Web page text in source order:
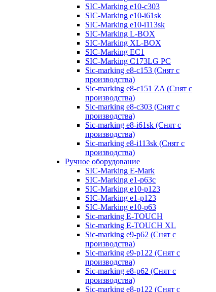
SIC-Marking e10-c303
SIC-Marking e10-i61sk
SIC-Marking e10-i113sk
SIC-Marking L-BOX
SIC-Marking XL-BOX
SIC-Marking EC1
SIC-Marking C173LG PC
Sic-marking e8-c153 (Снят с
производства)
Sic-marking e8-c151 ZA (Снят с
производства)
Sic-marking e8-c303 (Снят с
производства)
Sic-marking e8-i61sk (Снят с
производства)
Sic-marking e8-i113sk (Снят с
производства)
Ручное оборудование
SIC-Marking E-Mark
SIC-Marking e1-p63с
SIC-Marking e10-p123
SIC-Marking e1-p123
SIC-Marking e10-p63
Sic-marking E-TOUCH
Sic-marking E-TOUCH XL
Sic-marking e9-p62 (Снят с
производства)
Sic-marking e9-p122 (Снят с
производства)
Sic-marking e8-p62 (Снят с
производства)
Sic-marking e8-p122 (Снят с